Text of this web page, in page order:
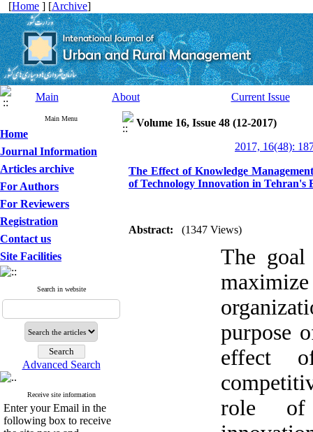
[Home ] [Archive]
Main About Current Issue
Main Menu
Home
Journal Information
Articles archive
For Authors
For Reviewers
Registration
Contact us
Site Facilities
Search in website
Advanced Search
Receive site information
Enter your Email in the
following box to receive
Volume 16, Issue 48 (12-2017)
2017, 16(48):
The Effect of Knowledge
of Technology Innovation in Tehran's
Abstract: (1347 Views)
The
purpose
effect
role of